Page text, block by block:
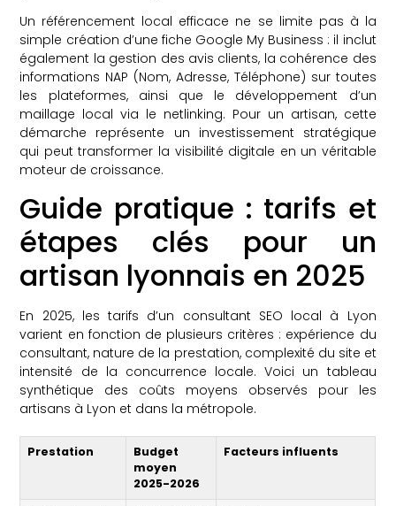
Un référencement local efficace ne se limite pas à la
simple création d’une fiche Google My Business : il inclut
également la gestion des avis clients, la cohérence des
informations NAP (Nom, Adresse, Téléphone) sur toutes
les plateformes, ainsi que le développement d’un
maillage local via le netlinking. Pour un artisan, cette
démarche représente un investissement stratégique
qui peut transformer la visibilité digitale en un véritable
moteur de croissance.
Guide pratique : tarifs et
étapes clés pour un
artisan lyonnais en 2025
En 2025, les tarifs d’un consultant SEO local à Lyon
varient en fonction de plusieurs critères : expérience du
consultant, nature de la prestation, complexité du site et
intensité de la concurrence locale. Voici un tableau
synthétique des coûts moyens observés pour les
artisans à Lyon et dans la métropole.
Prestation
Budget
moyen
2025-2026
Facteurs influents